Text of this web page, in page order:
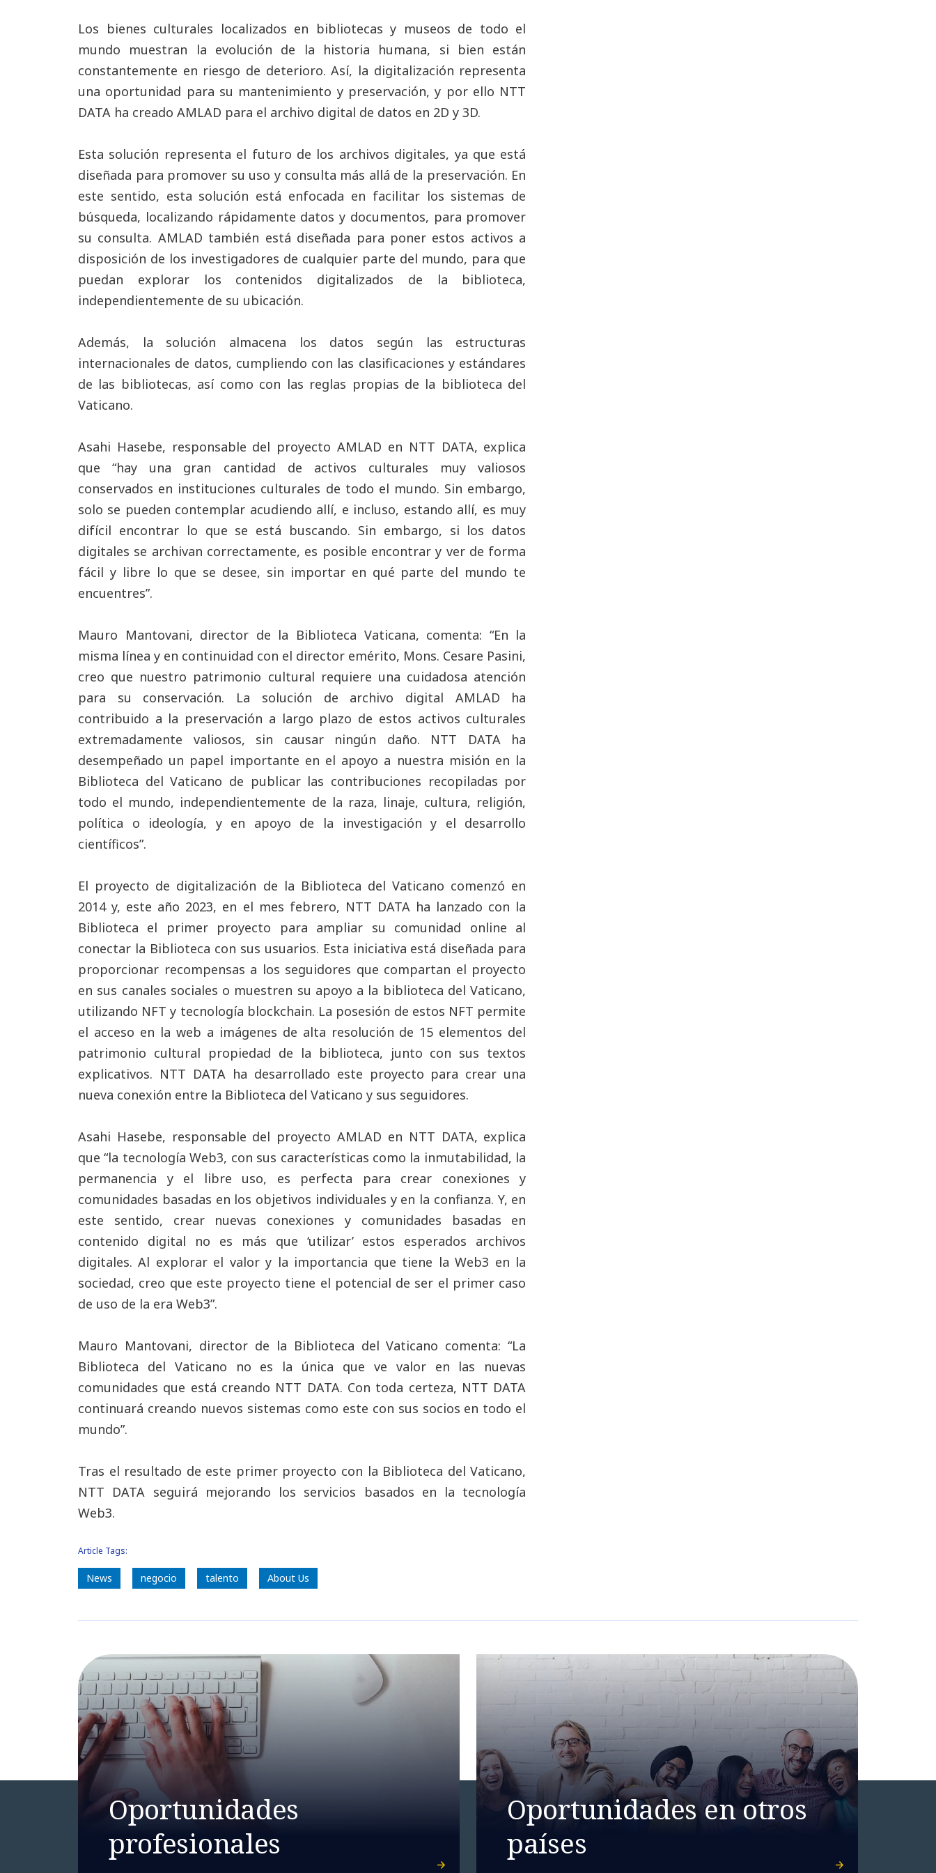
Los bienes culturales localizados en bibliotecas y museos de todo el
mundo muestran la evolución de la historia humana, si bien están
constantemente en riesgo de deterioro. Así, la digitalización representa
una oportunidad para su mantenimiento y preservación, y por ello NTT
DATA ha creado AMLAD para el archivo digital de datos en 2D y 3D.
Esta solución representa el futuro de los archivos digitales, ya que está
diseñada para promover su uso y consulta más allá de la preservación. En
este sentido, esta solución está enfocada en facilitar los sistemas de
búsqueda, localizando rápidamente datos y documentos, para promover
su consulta. AMLAD también está diseñada para poner estos activos a
disposición de los investigadores de cualquier parte del mundo, para que
puedan explorar los contenidos digitalizados de la biblioteca,
independientemente de su ubicación.
Además, la solución almacena los datos según las estructuras
internacionales de datos, cumpliendo con las clasificaciones y estándares
de las bibliotecas, así como con las reglas propias de la biblioteca del
Vaticano.
Asahi Hasebe, responsable del proyecto AMLAD en NTT DATA, explica
que “hay una gran cantidad de activos culturales muy valiosos
conservados en instituciones culturales de todo el mundo. Sin embargo,
solo se pueden contemplar acudiendo allí, e incluso, estando allí, es muy
difícil encontrar lo que se está buscando. Sin embargo, si los datos
digitales se archivan correctamente, es posible encontrar y ver de forma
fácil y libre lo que se desee, sin importar en qué parte del mundo te
encuentres”.
Mauro Mantovani, director de la Biblioteca Vaticana, comenta: “En la
misma línea y en continuidad con el director emérito, Mons. Cesare Pasini,
creo que nuestro patrimonio cultural requiere una cuidadosa atención
para su conservación. La solución de archivo digital AMLAD ha
contribuido a la preservación a largo plazo de estos activos culturales
extremadamente valiosos, sin causar ningún daño. NTT DATA ha
desempeñado un papel importante en el apoyo a nuestra misión en la
Biblioteca del Vaticano de publicar las contribuciones recopiladas por
todo el mundo, independientemente de la raza, linaje, cultura, religión,
política o ideología, y en apoyo de la investigación y el desarrollo
científicos”.
El proyecto de digitalización de la Biblioteca del Vaticano comenzó en
2014 y, este año 2023, en el mes febrero, NTT DATA ha lanzado con la
Biblioteca el primer proyecto para ampliar su comunidad online al
conectar la Biblioteca con sus usuarios. Esta iniciativa está diseñada para
proporcionar recompensas a los seguidores que compartan el proyecto
en sus canales sociales o muestren su apoyo a la biblioteca del Vaticano,
utilizando NFT y tecnología blockchain. La posesión de estos NFT permite
el acceso en la web a imágenes de alta resolución de 15 elementos del
patrimonio cultural propiedad de la biblioteca, junto con sus textos
explicativos. NTT DATA ha desarrollado este proyecto para crear una
nueva conexión entre la Biblioteca del Vaticano y sus seguidores.
Asahi Hasebe, responsable del proyecto AMLAD en NTT DATA, explica
que “la tecnología Web3, con sus características como la inmutabilidad, la
permanencia y el libre uso, es perfecta para crear conexiones y
comunidades basadas en los objetivos individuales y en la confianza. Y, en
este sentido, crear nuevas conexiones y comunidades basadas en
contenido digital no es más que ‘utilizar’ estos esperados archivos
digitales. Al explorar el valor y la importancia que tiene la Web3 en la
sociedad, creo que este proyecto tiene el potencial de ser el primer caso
de uso de la era Web3”.
Mauro Mantovani, director de la Biblioteca del Vaticano comenta: “La
Biblioteca del Vaticano no es la única que ve valor en las nuevas
comunidades que está creando NTT DATA. Con toda certeza, NTT DATA
continuará creando nuevos sistemas como este con sus socios en todo el
mundo”.
Tras el resultado de este primer proyecto con la Biblioteca del Vaticano,
NTT DATA seguirá mejorando los servicios basados en la tecnología
Web3.
Article Tags:
News negocio talento About Us
Oportunidades
profesionales
Oportunidades en otros
países